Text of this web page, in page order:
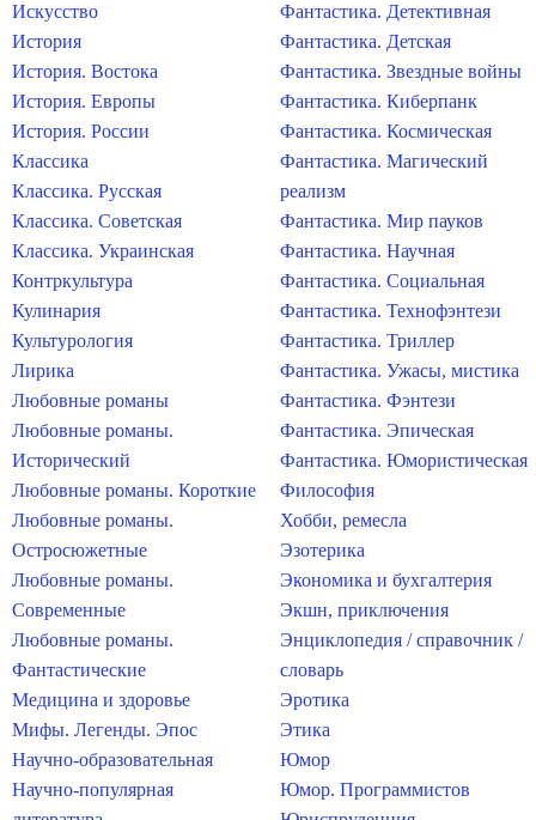
Искусство
История
История. Востока
История. Европы
История. России
Классика
Классика. Русская
Классика. Советская
Классика. Украинская
Контркультура
Кулинария
Культурология
Лирика
Любовные романы
Любовные романы.
Исторический
Любовные романы. Короткие
Любовные романы.
Остросюжетные
Любовные романы.
Современные
Любовные романы.
Фантастические
Медицина и здоровье
Мифы. Легенды. Эпос
Научно-образовательная
Научно-популярная
Фантастика. Детективная
Фантастика. Детская
Фантастика. Звездные войны
Фантастика. Киберпанк
Фантастика. Космическая
Фантастика. Магический
реализм
Фантастика. Мир пауков
Фантастика. Научная
Фантастика. Социальная
Фантастика. Технофэнтези
Фантастика. Триллер
Фантастика. Ужасы, мистика
Фантастика. Фэнтези
Фантастика. Эпическая
Фантастика. Юмористическая
Философия
Хобби, ремесла
Эзотерика
Экономика и бухгалтерия
Экшн, приключения
Энциклопедия / справочник /
словарь
Эротика
Этика
Юмор
Юмор. Программистов